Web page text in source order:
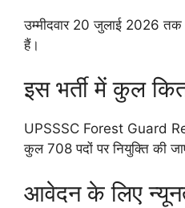
उम्मीदवार 20 जुलाई 2026
हैं।
इस भर्ती में कुल
UPSSSC Forest Guard
कुल 708 पदों पर नियुक्ति की
आवेदन के लिए